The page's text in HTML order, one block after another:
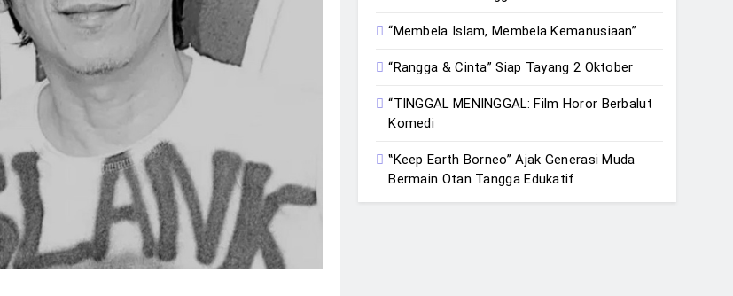
“Membela Islam, Membela Kemanusiaan”
“Rangga & Cinta” Siap Tayang 2 Oktober
“TINGGAL MENINGGAL: Film Horor Berbalut
Komedi
‟Keep Earth Borneo” Ajak Generasi Muda
Bermain Otan Tangga Edukatif